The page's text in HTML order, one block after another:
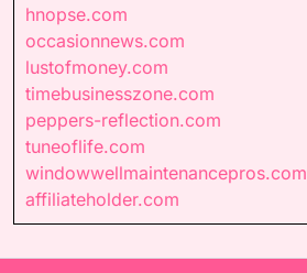
hnopse.com
occasionnews.com
lustofmoney.com
timebusinesszone.com
peppers-reflection.com
tuneoflife.com
windowwellmaintenancepros.com
affiliateholder.com